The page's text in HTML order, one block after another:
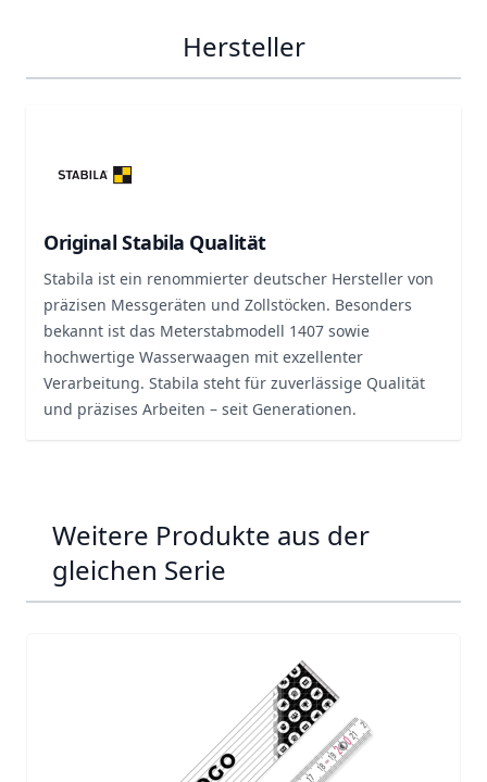
Hersteller
Original Stabila Qualität
Stabila ist ein renommierter deutscher Hersteller von
präzisen Messgeräten und Zollstöcken. Besonders
bekannt ist das Meterstabmodell 1407 sowie
hochwertige Wasserwaagen mit exzellenter
Verarbeitung. Stabila steht für zuverlässige Qualität
und präzises Arbeiten – seit Generationen.
Weitere Produkte aus der
gleichen Serie